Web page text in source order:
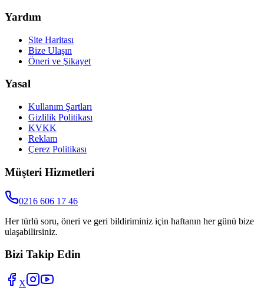
Yardım
Site Haritası
Bize Ulaşın
Öneri ve Şikayet
Yasal
Kullanım Şartları
Gizlilik Politikası
KVKK
Reklam
Çerez Politikası
Müşteri Hizmetleri
0216 606 17 46
Her türlü soru, öneri ve geri bildiriminiz için haftanın her günü bize
ulaşabilirsiniz.
Bizi Takip Edin
X